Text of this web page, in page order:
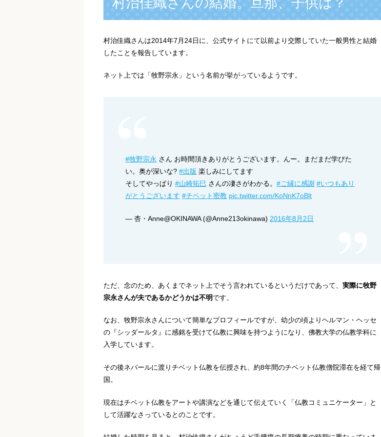
村治佳織さんは2014年7月24日に、公式サイトにて以前より交際していた一般男性と結婚
したことを報告しています。
ネット上では「牧野宗永」という名前が挙がっているようです。
#牧野宗永 さん お時間頂きありがとうございます。んー。まだまだ学びた
い。奥が深いな? #出版 楽しみにしてます
そしてやっぱり #山崎拓巳 さんの凄さがわかる。 #ご縁に感謝 #いつもあり
がとうございます #チベット密教 pic.twitter.com/KoNnK7oBlt
— 杏・Anne@OKINAWA (@Anne213okinawa) 2016年8月2日
ただ、念のため、あくまでネット上でそう言われているというだけであって、 実際に牧野
宗永さんが夫であるかどうかは不明です。
なお、牧野宗永さんについて簡単なプロフィールですが、幼少の頃よりヘルマン・ヘッセ
の『シッダールタ』に感銘を受けて仏教に興味を持つようになり、佛教大学の仏教学科に
入学しています。
その後ネパールに渡りチベット仏教を伝授され、約8年間のチベット仏教僧院滞在を経て帰
国。
現在はチベット仏教をアートや講演などを通じて伝えていく「仏教コミュニケーター」と
して活躍なさっているとのことです。